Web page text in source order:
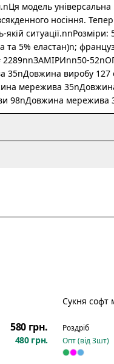
модель універсальна і
носіння.
якій
та 5% еластан)n;
35nДовжина виробу
мережива
98nДовжина мережива
580 грн.
480 грн.
Новинка
Сукня софт
Роздріб
Опт (від3шт)